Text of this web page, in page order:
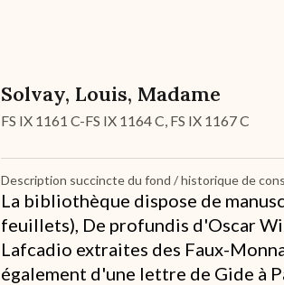
Solvay, Louis, Madame
FS IX 1161 C-FS IX 1164 C, FS IX 1167 C
Description succincte du fond / historique de
La bibliothèque dispose de
feuillets), De profundis d'Oscar
Lafcadio extraites des Faux-
également d'une lettre de Gide à